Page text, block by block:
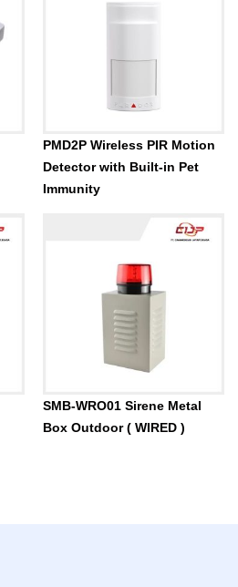
PMD2P Wireless PIR Motion
Detector with Built-in Pet
Immunity
SMB-WRO01 Sirene Metal
Box Outdoor ( WIRED )